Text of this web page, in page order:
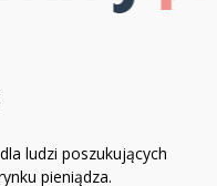
ludzi poszukujących
pieniądza.